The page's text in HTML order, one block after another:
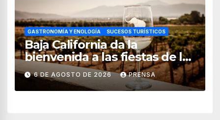
GASTRONOMÍA Y ENOLOGÍA SUCESOS TURÍSTICOS
Baja California da la
bienvenida a las fiestas de la
vendimia 2026
6 DE AGOSTO DE 2026 PRENSA